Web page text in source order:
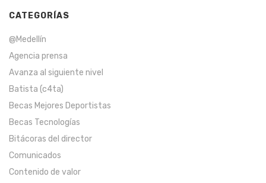
CATEGORÍAS
@Medellín
Agencia prensa
Avanza al siguiente nivel
Batista (c4ta)
Becas Mejores Deportistas
Becas Tecnologías
Bitácoras del director
Comunicados
Contenido de valor